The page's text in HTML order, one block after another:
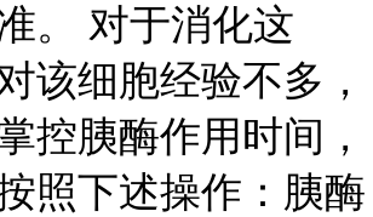
。 对于消化这
该细胞经验不多，
控胰酶作用时间，
照下述操作：胰酶